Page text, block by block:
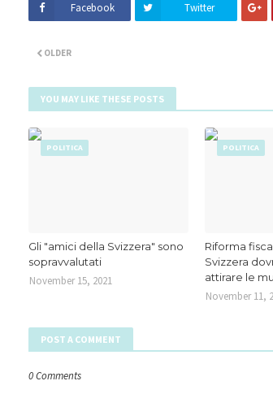
Facebook Twitter
OLDER
YOU MAY LIKE THESE POSTS
POLITICA
Gli "amici della Svizzera" sono
sopravvalutati
November 15, 2021
POLITICA
Riforma
Svizzera
attirare le
November 11,
POST A COMMENT
0 Comments